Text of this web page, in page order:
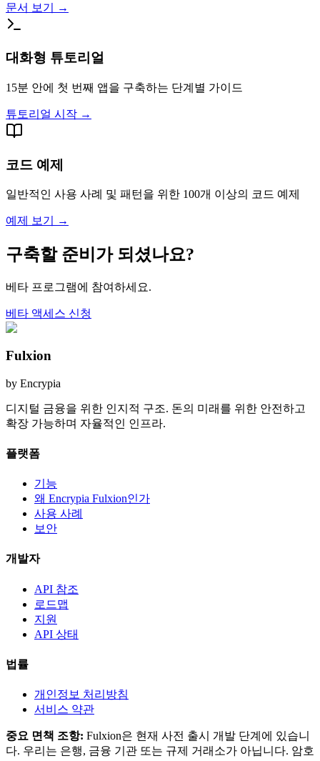
문서 보기 →
대화형 튜토리얼
15분 안에 첫 번째 앱을 구축하는 단계별 가이드
튜토리얼 시작 →
코드 예제
일반적인 사용 사례 및 패턴을 위한 100개 이상의 코드 예제
예제 보기 →
구축할 준비가 되셨나요?
베타 프로그램에 참여하세요.
베타 액세스 신청
Fulxion
by Encrypia
디지털 금융을 위한 인지적 구조. 돈의 미래를 위한 안전하고
확장 가능하며 자율적인 인프라.
플랫폼
기능
왜 Encrypia Fulxion인가
사용 사례
보안
개발자
API 참조
로드맵
지원
API 상태
법률
개인정보 처리방침
서비스 약관
중요 면책 조항: Fulxion은 현재 사전 출시 개발 단계에 있습니
다. 우리는 은행, 금융 기관 또는 규제 거래소가 아닙니다. 암호